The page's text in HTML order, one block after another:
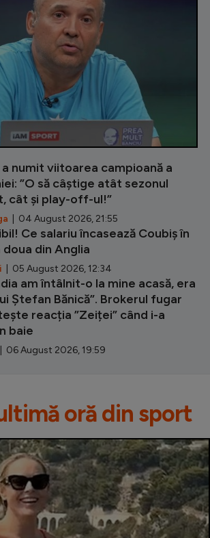
a numit viitoarea campioană a
”O să câștige atât sezonul
cât și play-off-ul!”
| 04 August 2026, 21:55
Ce salariu încasează Coubiș în
doua din Anglia
| 05 August 2026, 12:34
am întâlnit-o la mine acasă, era
Ștefan Bănică”. Brokerul fugar
reacția ”Zeiței” când i-a
baie
| 06 August 2026, 19:59
oră din sport